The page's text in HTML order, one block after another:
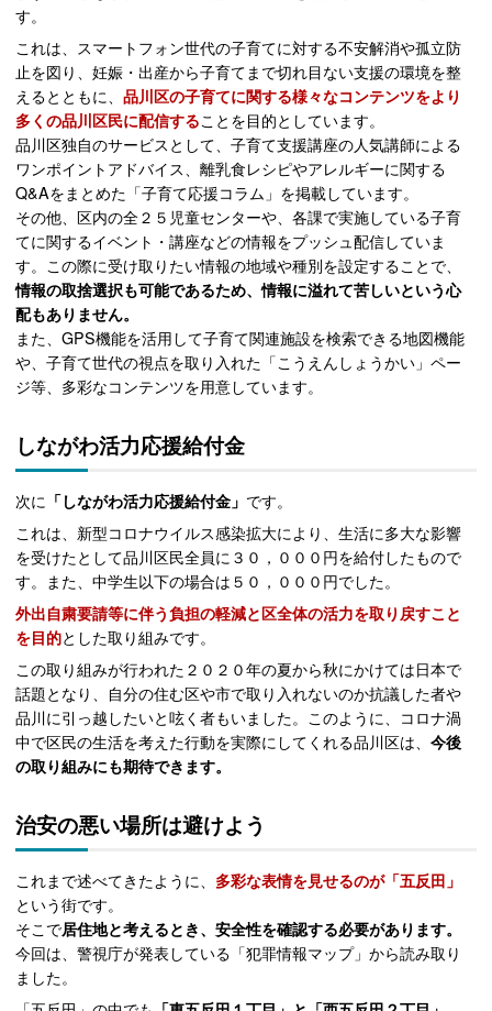
す。
これは、スマートフォン世代の子育てに対する不安解消や孤立防
止を図り、妊娠・出産から子育てまで切れ目ない支援の環境を整
えるとともに、品川区の子育てに関する様々なコンテンツをより
多くの品川区民に配信することを目的としています。
品川区独自のサービスとして、子育て支援講座の人気講師による
ワンポイントアドバイス、離乳食レシピやアレルギーに関する
Q&Aをまとめた「子育て応援コラム」を掲載しています。
その他、区内の全２５児童センターや、各課で実施している子育
てに関するイベント・講座などの情報をプッシュ配信していま
す。この際に受け取りたい情報の地域や種別を設定することで、
情報の取捨選択も可能であるため、情報に溢れて苦しいという心
配もありません。
また、GPS機能を活用して子育て関連施設を検索できる地図機能
や、子育て世代の視点を取り入れた「こうえんしょうかい」ペー
ジ等、多彩なコンテンツを用意しています。
しながわ活力応援給付金
次に 「しながわ活力応援給付金」 です。
これは、新型コロナウイルス感染拡大により、生活に多大な影響
を受けたとして品川区民全員に３０，０００円を給付したもので
す。また、中学生以下の場合は５０，０００円でした。
外出自粛要請等に伴う負担の軽減と区全体の活力を取り戻すこと
を目的とした取り組みです。
この取り組みが行われた２０２０年の夏から秋にかけては日本で
話題となり、自分の住む区や市で取り入れないのか抗議した者や
品川に引っ越したいと呟く者もいました。このように、コロナ渦
中で区民の生活を考えた行動を実際にしてくれる品川区は、今後
の取り組みにも期待できます。
治安の悪い場所は避けよう
これまで述べてきたように、 多彩な表情を見せるのが「五反田」
という街です。
そこで居住地と考えるとき、安全性を確認する必要があります。
今回は、警視庁が発表している「犯罪情報マップ」から読み取り
ました。